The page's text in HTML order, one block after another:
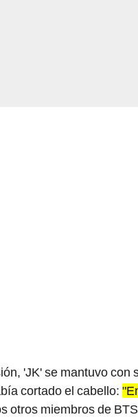
'JK' se mantuvo con
cortado el cabello:
otros miembros de